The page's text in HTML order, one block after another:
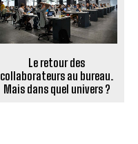
Le retour des
collaborateurs au bureau.
Mais dans quel univers ?